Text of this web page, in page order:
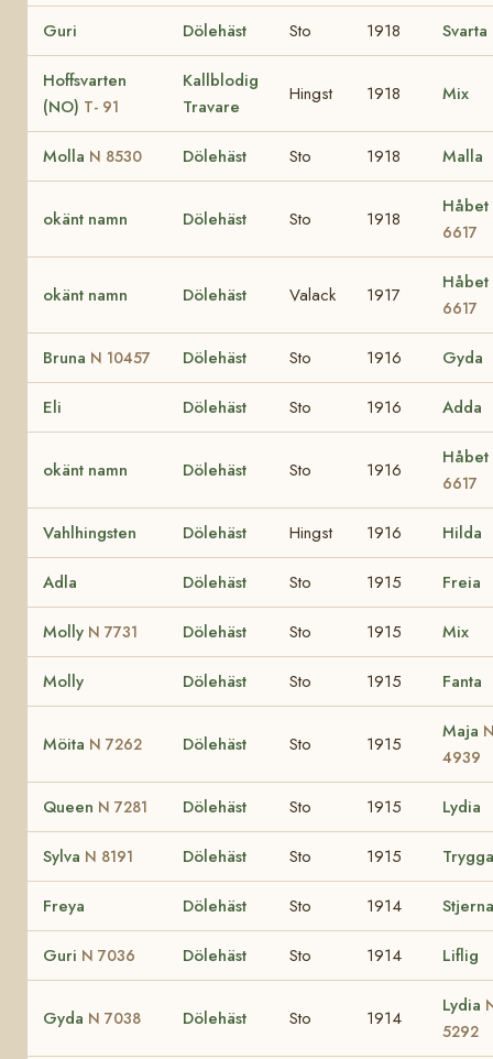
Guri Dölehäst Sto 1918 Svarta
Hoffsvarten
(NO) T- 91
Kallblodig
Travare
Hingst 1918 Mix
Molla N 8530 Dölehäst Sto 1918 Malla
okänt namn Dölehäst Sto 1918
Håbet
6617
okänt namn Dölehäst Valack 1917
Håbet
6617
Bruna N 10457 Dölehäst Sto 1916 Gyda
Eli Dölehäst Sto 1916 Adda
okänt namn Dölehäst Sto 1916
Håbet
6617
Vahlhingsten Dölehäst Hingst 1916 Hilda
Adla Dölehäst Sto 1915 Freia
Molly N 7731 Dölehäst Sto 1915 Mix
Molly Dölehäst Sto 1915 Fanta
Möita N 7262 Dölehäst Sto 1915
Maja
4939
Queen N 7281 Dölehäst Sto 1915 Lydia
Sylva N 8191 Dölehäst Sto 1915 Trygga
Freya Dölehäst Sto 1914 Stjerna
Guri N 7036 Dölehäst Sto 1914 Liflig
Gyda N 7038 Dölehäst Sto 1914
Lydia
5292